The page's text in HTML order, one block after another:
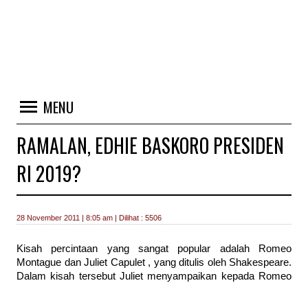
MENU
RAMALAN, EDHIE BASKORO PRESIDEN
RI 2019?
28 November 2011 | 8:05 am | Dilihat : 5506
Kisah percintaan yang sangat popular adalah Romeo
Montague dan Juliet Capulet , yang ditulis oleh Shakespeare.
Dalam kisah tersebut Juliet menyampaikan kepada Romeo